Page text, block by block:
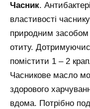
Часник.
властивості
природним засобом
отиту.
помістити 1 – 2
Часникове масло
здорового
вдома. Потрібно